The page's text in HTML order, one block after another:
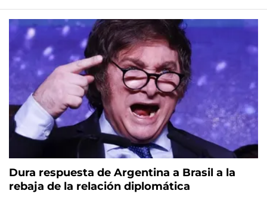
Dura respuesta de Argentina a Brasil a la
rebaja de la relación diplomática